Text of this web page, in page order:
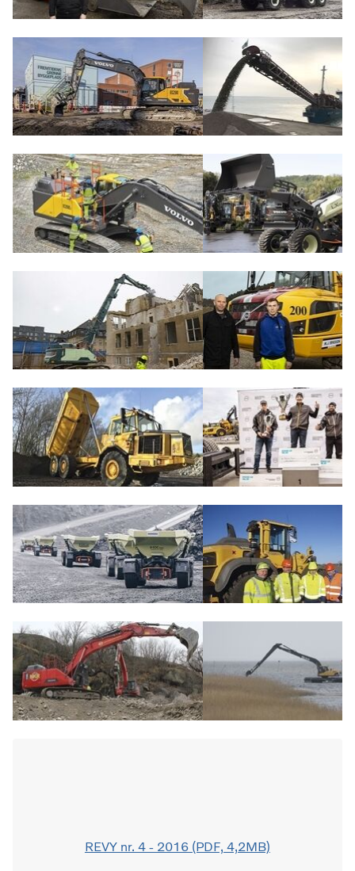
REVY nr. 4 - 2016 (PDF, 4,2MB)